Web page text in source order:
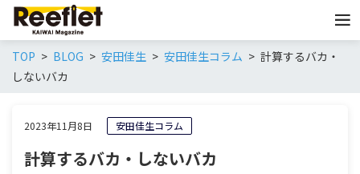
TOP BLOG 安田佳生 安田佳生コラム
計算するバカ・
しないバカ
2023年11月8日 安田佳生コラム
計算するバカ・しないバカ